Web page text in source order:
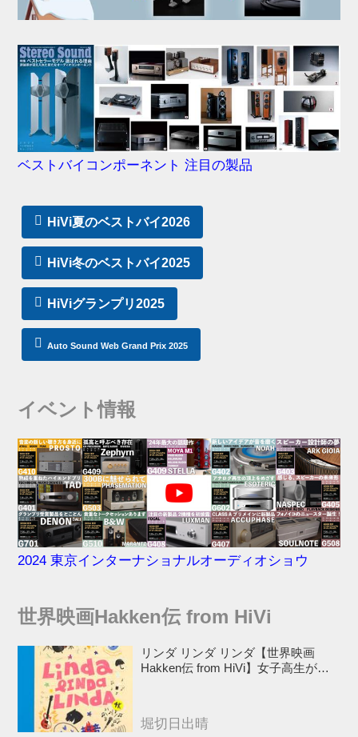
ベストバイコンポーネント 注目の製品
HiVi夏のベストバイ2026
HiVi冬のベストバイ2025
HiViグランプリ2025
Auto Sound Web Grand Prix 2025
イベント情報
2024 東京インターナショナルオーディオショウ
世界映画Hakken伝 from HiVi
リンダ リンダ リンダ【世界映画
Hakken伝 from HiVi】女子高生がブ
堀切日出晴